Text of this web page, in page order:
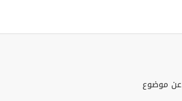
عن موضوع